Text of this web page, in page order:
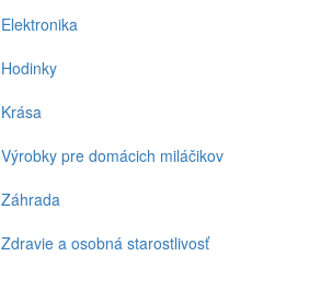
Elektronika
Hodinky
Krása
Výrobky pre domácich miláčikov
Záhrada
Zdravie a osobná starostlivosť